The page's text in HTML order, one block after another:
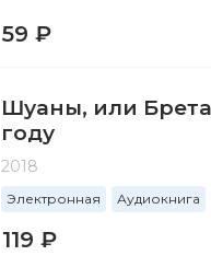
59 ₽
Шуаны, или
году
2018
Электронная Аудиокнига
119 ₽